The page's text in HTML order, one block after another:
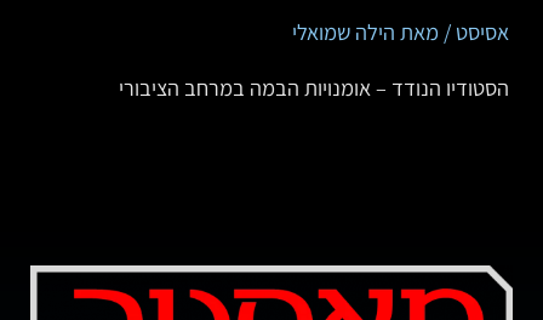
אסיסט / מאת הילה שמואלי
הסטודיו הנודד – אומנויות הבמה במרחב הציבורי